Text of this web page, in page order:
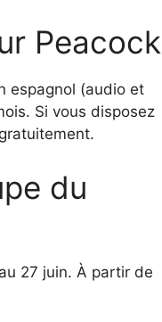
Peacock
espagnol (audio et
Si vous disposez
du
27 juin. À partir de